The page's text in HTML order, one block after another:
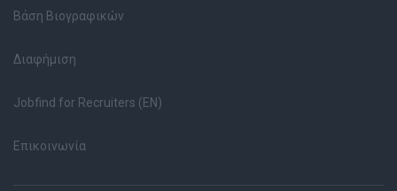
Βάση Βιογραφικών
Διαφήμιση
Jobfind for Recruiters (EN)
Επικοινωνία